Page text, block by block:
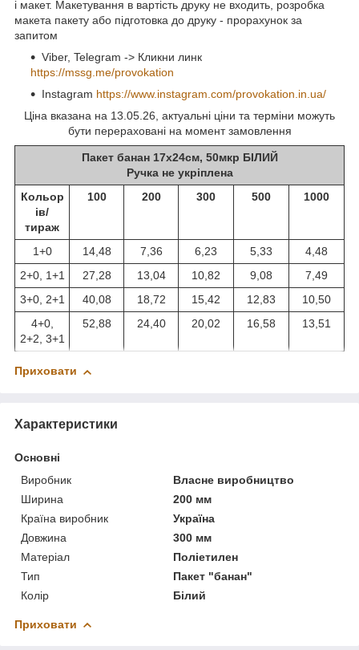
і макет. Макетування в вартість друку не входить, розробка
макета пакету або підготовка до друку - прорахунок за
запитом
Viber, Telegram -> Кликни линк
https://mssg.me/provokation
Instagram https://www.instagram.com/provokation.in.ua/
Ціна вказана на 13.05.26, актуальні ціни та терміни можуть
бути перераховані на момент замовлення
Пакет банан 17х24см, 50мкр БІЛИЙ
Ручка не укріплена
Кольор
ів/
тираж
100 200 300 500 1000
1+0 14,48 7,36 6,23 5,33
4,48
2+0, 1+1
27,28 13,04 10,82 9,08
7,49
3+0, 2+1
40,08 18,72 15,42 12,83
10,50
4+0,
2+2, 3+1
52,88 24,40 20,02 16,58 13,51
Приховати
Характеристики
Основні
Виробник
Власне виробництво
Ширина
200 мм
Країна виробник
Україна
Довжина
300 мм
Матеріал
Поліетилен
Тип
Пакет "банан"
Колір
Білий
Приховати